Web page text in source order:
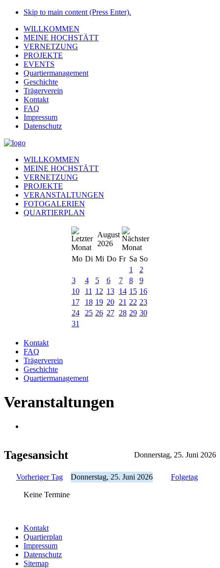
Skip to main content (Press Enter).
WILLKOMMEN
MEINE HOCHSTÄTT
VERNETZUNG
PROJEKTE
EVENTS
Quartiermanagement
Geschichte
Trägerverein
Kontakt
FAQ
Impressum
Datenschutz
WILLKOMMEN
MEINE HOCHSTÄTT
VERNETZUNG
PROJEKTE
VERANSTALTUNGEN
FOTOGALERIEN
QUARTIERPLAN
August
2026
Mo Di Mi Do Fr Sa So
1
2
3
4 5 6 7 8
9
10
11 12 13 14 15 16
17
18 19 20 21 22 23
24
25 26 27 28 29 30
31
Kontakt
FAQ
Trägerverein
Geschichte
Quartiermanagement
Veranstaltungen
Tagesansicht Donnerstag, 25. Juni 2026
Vorheriger Tag Donnerstag, 25. Juni 2026 Folgetag
Keine Termine
Kontakt
Quartierplan
Impressum
Datenschutz
Sitemap